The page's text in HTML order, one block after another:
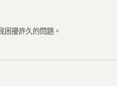
困擾許久的問題。